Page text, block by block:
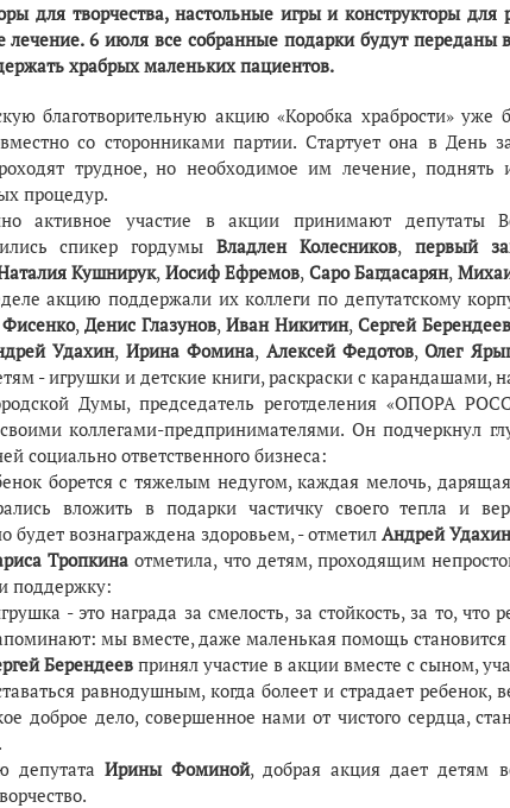
для творчества, настольные игры и конструкторы
лечение. 6 июля все собранные подарки будут переданы
храбрых маленьких пациентов.
благотворительную акцию «Коробка храбрости»
со сторонниками партии. Стартует она в
трудное, но необходимое им лечение,
процедур.
активное участие в акции принимают депутаты
спикер гордумыВладлен Колесников,первый
Кушнирук,Иосиф Ефремов,Саро Багдасарян,
акцию поддержали их коллеги по депутатскому
,Денис Глазунов,Иван Никитин,Сергей Берендеев
Удахин, Ирина Фомина, Алексей Федотов,Олег
- игрушки и детские книги, раскраски с карандашами,
Думы, председатель реготделения «ОПОРА
коллегами-предпринимателями. Он подчеркнул
социально ответственного бизнеса:
борется с тяжелым недугом, каждая мелочь,
вложить в подарки частичку своего тепла и
будет вознаграждена здоровьем, - отметил Андрей Удахин
Тропкинаотметила, что детям, проходящим
поддержку:
- это награда за смелость, за стойкость, за то,
мы вместе, даже маленькая помощь
Берендеев принял участие в акции вместе с сыном,
равнодушным, когда болеет и страдает ребенок,
доброе дело, совершенное нами от чистого сердца,
депутата Ирины Фоминой, добрая акция дает детям